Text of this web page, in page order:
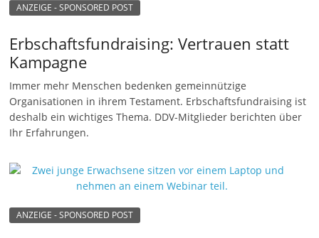
n
e
|
e
i
n
ANZEIGE - SPONSORED POST
Erbschaftsfundraising: Vertrauen statt
Kampagne
Immer mehr Menschen bedenken gemeinnützige
Organisationen in ihrem Testament. Erbschaftsfundraising ist
deshalb ein wichtiges Thema. DDV-Mitglieder berichten über
Ihr Erfahrungen.
ANZEIGE - SPONSORED POST